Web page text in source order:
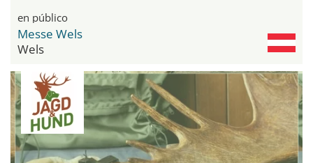
en público
Messe Wels
Wels